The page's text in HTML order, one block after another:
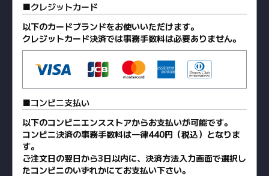
クレジットカード
以下のカードブランドをお使いいただけます。
クレジットカード決済では事務手数料は必要ありません。
コンビニ支払い
以下のコンビニエンスストアからお支払いが可能です。
コンビニ決済の事務手数料は一律440円（税込）となりま
す。
ご注文日の翌日から3日以内に、決済方法入力画面で選択し
たコンビニのいずれかにてお支払い下さい。